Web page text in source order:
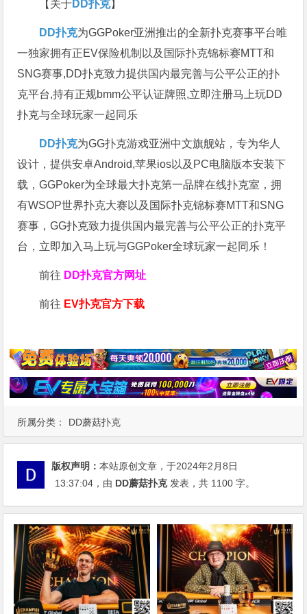
所属分类： DD蘑菇扑克
【关于DD扑克】
DD扑克为GGPoker亚洲推出的全新扑克赛事平台唯
一独家拥有正EV保险机制以及国际扑克锦标赛MTT和
SNG赛事,DD扑克致力提供国内最完善与公平公正的扑
克平台,持有正规bmm公平认证牌照,立即注册马上玩DD
扑克与全球玩家一起同乐
DD扑克为GG扑克游戏亚洲中文旗舰站，专为华人
设计，提供安卓Android,苹果ios以及PC电脑版本安装下
载，GGPoker为全球最大扑克第一品牌在线扑克室，拥
有WSOP世界扑克大赛以及国际扑克锦标赛MTT和SNG
赛事，GG扑克致力提供国内最完善与公平公正的扑克平
台，立即加入马上玩与GGPoker全球玩家一起同乐！
前往 DD扑克官方网址
前往 EV扑克官方下载
版权声明：本站原创文章，于2024年2月8日
13:37:04 ，由 DD蘑菇扑克发表，共 1100 字。